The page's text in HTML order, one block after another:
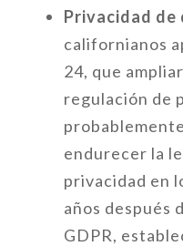
Privacidad de
californianos
24, que
regulación de
endurecer la
privacidad en
años después
GDPR,